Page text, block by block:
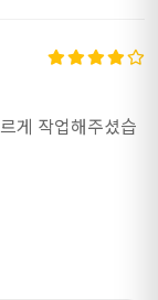
게 작업해주셨습